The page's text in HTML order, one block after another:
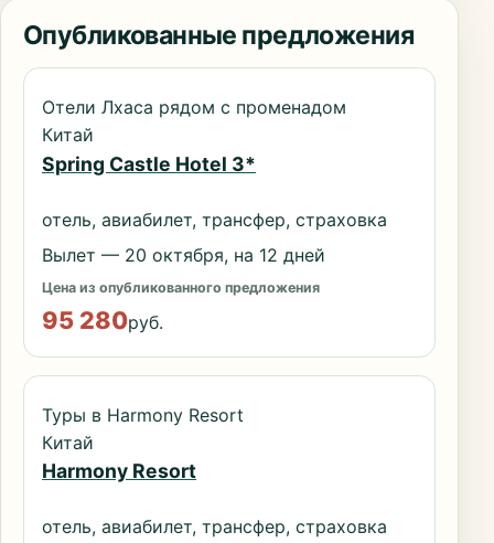
Опубликованные предложения
Отели Лхаса рядом с променадом
Китай
Spring Castle Hotel 3*
отель, авиабилет, трансфер, страховка
Вылет — 20 октября, на 12 дней
Цена из опубликованного предложения
95 280руб.
Туры в Harmony Resort
Китай
Harmony Resort
отель, авиабилет, трансфер, страховка